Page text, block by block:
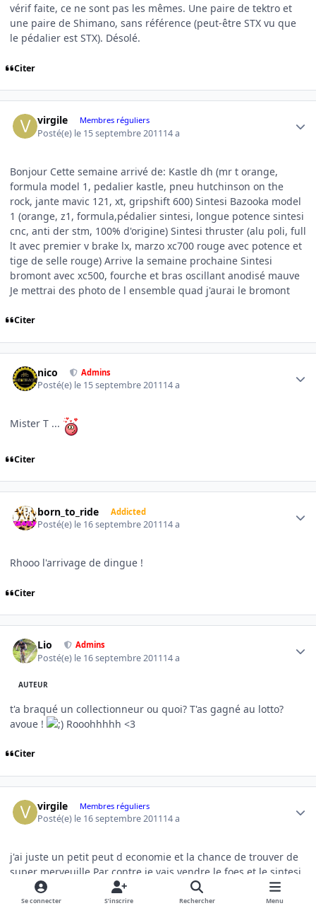
vérif faite, ce ne sont pas les mêmes. Une paire de tektro et
une paire de Shimano, sans référence (peut-être STX vu que
le pédalier est STX). Désolé.
Citer
virgile Membres réguliers
Posté(e) le 15 septembre 201114 a
Bonjour Cette semaine arrivé de: Kastle dh (mr t orange,
formula model 1, pedalier kastle, pneu hutchinson on the
rock, jante mavic 121, xt, gripshift 600) Sintesi Bazooka model
1 (orange, z1, formula,pédalier sintesi, longue potence sintesi
cnc, anti der stm, 100% d'origine) Sintesi thruster (alu poli, full
lt avec premier v brake lx, marzo xc700 rouge avec potence et
tige de selle rouge) Arrive la semaine prochaine Sintesi
bromont avec xc500, fourche et bras oscillant anodisé mauve
Je mettrai des photo de l ensemble quad j'aurai le bromont
Citer
nico Admins
Posté(e) le 15 septembre 201114 a
Mister T ...
Citer
born_to_ride Addicted
Posté(e) le 16 septembre 201114 a
Rhooo l'arrivage de dingue !
Citer
Lio Admins
Posté(e) le 16 septembre 201114 a
AUTEUR
t'a braqué un collectionneur ou quoi? T'as gagné au lotto?
avoue !
Rooohhhhh <3
Citer
virgile Membres réguliers
Posté(e) le 16 septembre 201114 a
j'ai juste un petit peut d economie et la chance de trouver de
super merveuille Par contre je vais vendre le foes et le sintesi
bazooka multitube si ca interesse quelqu un A+
Se connecter S’inscrire Rechercher Menu